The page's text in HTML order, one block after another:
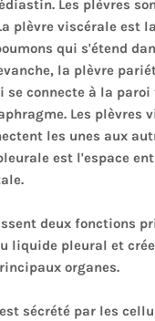
Les plèvres
plèvre viscérale est
qui s'étend
la plèvre
se connecte à la
Les plèvres
les unes aux
est l'espace
deux fonctions
liquide pleural et
organes.
sécrété par les